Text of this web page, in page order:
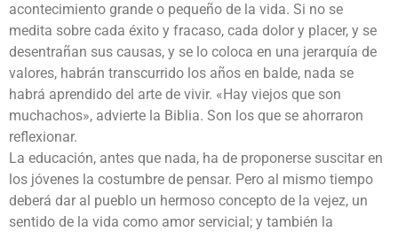
acontecimiento grande o pequeño de la vida. Si no se
medita sobre cada éxito y fracaso, cada dolor y placer, y se
desentrañan sus causas, y se lo coloca en una jerarquía de
valores, habrán transcurrido los años en balde, nada se
habrá aprendido del arte de vivir. «Hay viejos que son
muchachos», advierte la Biblia. Son los que se ahorraron
reflexionar.
La educación, antes que nada, ha de proponerse suscitar en
los jóvenes la costumbre de pensar. Pero al mismo tiempo
deberá dar al pueblo un hermoso concepto de la vejez, un
sentido de la vida como amor servicial; y también la